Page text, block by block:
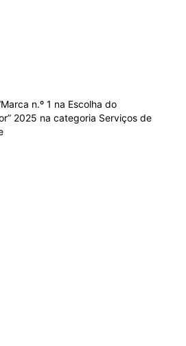
n.º 1 na Escolha do
2025 na categoria Serviços de